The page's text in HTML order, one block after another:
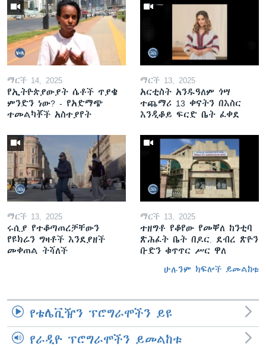
ማርች 14, 2025
የኢትዮጵያውያት ሴቶች ጥያቄ
ምንድን ነው? - የአድማጭ
ተመልካቾች አስተያየት
ማርች 13, 2025
አርቲስት አንዱዓለም ጎሣ
ተጨማሪ 13 ቀናትን በእስር
እንዲቆይ ፍርድ ቤት ፈቀደ
ማርች 13, 2025
ሩሲያ የተቆጣጠረቻቸውን
የዩክሬን ግዛቶች እንደያዘች
መቀጠል ትሻለች
ማርች 13, 2025
ተዘግቶ የቆየው የመቐለ ከንቲባ
ጽሕፈት ቤት በዶር. ደብረ ጽዮን
ቡድን ቁጥጥር ሥር ዋለ
ሁሉንም ክፍሎች ይመልከቱ
የቴሌቪዥን ፕሮግራሞችን ይዩ
የራዲዮ ፕሮግራሞችን ይመልከቱ